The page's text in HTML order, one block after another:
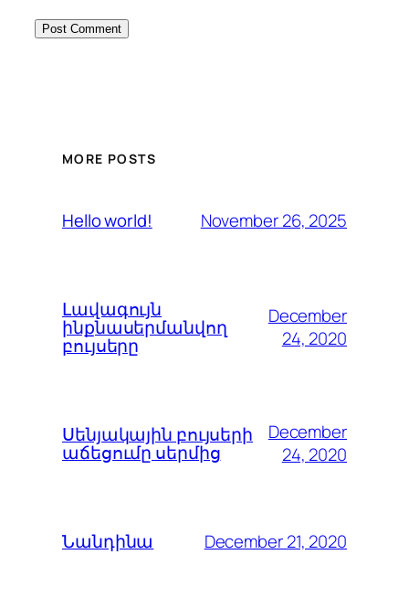
MORE POSTS
Hello world! November 26, 2025
Լավագույն
ինքնասերմանվող
բույսերը
December
24, 2020
Սենյակային բույսերի
աճեցումը սերմից
December
24, 2020
Նանդինա December 21, 2020